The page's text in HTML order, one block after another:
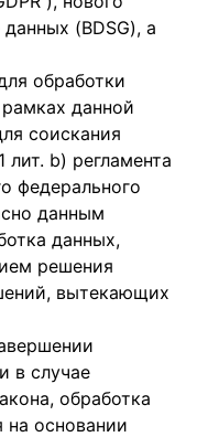
(BDSG), а
обработки
данной
соискания
лит. b) регламента
федерального
данным
данных,
решения
вытекающих
в случае
обработка
основании